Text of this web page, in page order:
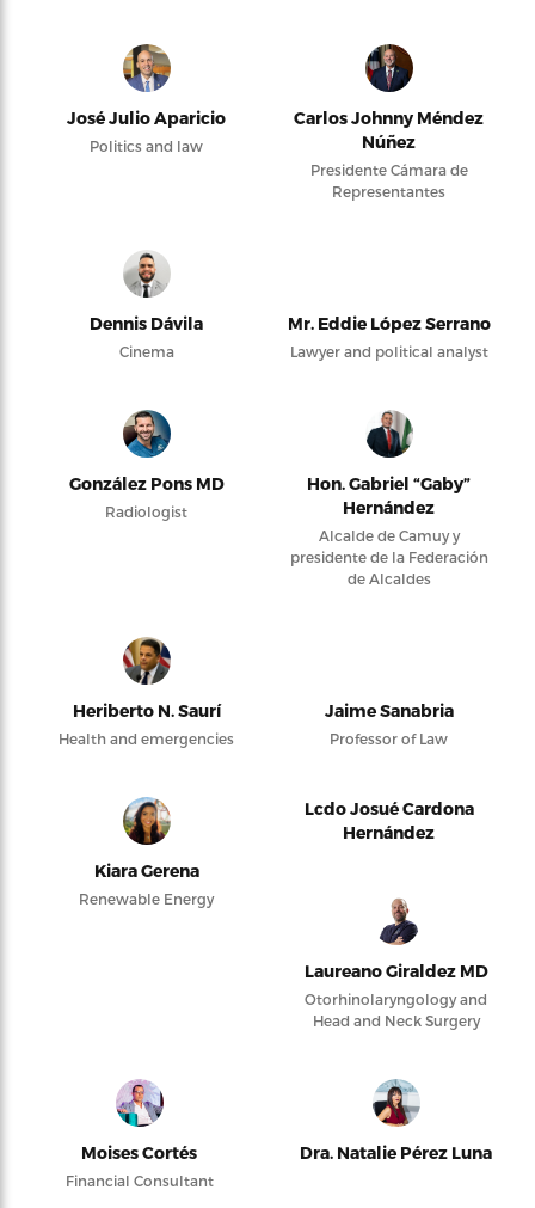
José Julio Aparicio
Politics and law
Carlos Johnny Méndez
Núñez
Presidente Cámara de
Representantes
Dennis Dávila
Cinema
Mr. Eddie López Serrano
Lawyer and political analyst
González Pons MD
Radiologist
Hon. Gabriel “Gaby”
Hernández
Alcalde de Camuy y
presidente de la Federación
de Alcaldes
Heriberto N. Saurí
Health and emergencies
Jaime Sanabria
Professor of Law
Kiara Gerena
Renewable Energy
Lcdo Josué Cardona
Hernández
Laureano Giraldez MD
Otorhinolaryngology and
Head and Neck Surgery
Moises Cortés
Financial Consultant
Dra. Natalie Pérez Luna